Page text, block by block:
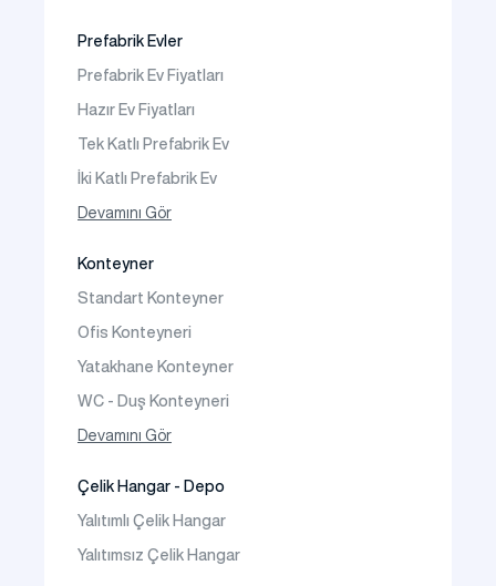
Prefabrik Evler
Prefabrik Ev Fiyatları
Hazır Ev Fiyatları
Tek Katlı Prefabrik Ev
İki Katlı Prefabrik Ev
Tek Katlı Prefabrik Villa
Devamını Gör
Konteyner
Standart Konteyner
Ofis Konteyneri
Yatakhane Konteyner
WC - Duş Konteyneri
Konteyner Ev
Devamını Gör
Çelik Hangar - Depo
Yalıtımlı Çelik Hangar
Yalıtımsız Çelik Hangar